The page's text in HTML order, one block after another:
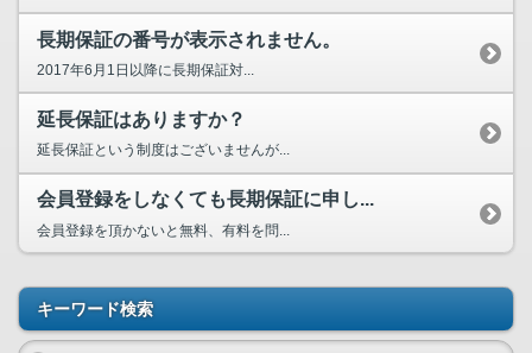
長期保証の番号が表示されません。
2017年6月1日以降に長期保証対...
延長保証はありますか？
延長保証という制度はございませんが...
会員登録をしなくても長期保証に申し...
会員登録を頂かないと無料、有料を問...
キーワード検索